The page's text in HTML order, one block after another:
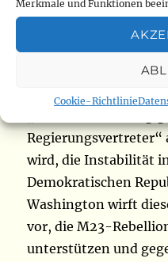
Merkmale und Funktionen
Cookie-Richtlinie
Instabilität im Osten
Republik Kongo mit
In einer Erklärung
Außenministerium
Regierungsvertreter“
wird, die Instabilität
Demokratischen
Washington wirft
vor, die M23-
unterstützen und